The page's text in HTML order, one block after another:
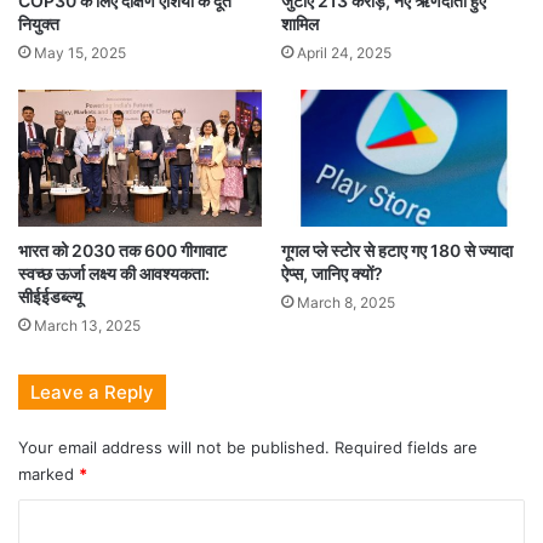
शेयर बाजार में लगातार चौथे दिन
नियुक्त
May 15, 2025
शामिल
April 24, 2025
भारत को 2030 तक 600 गीगावाट
स्वच्छ ऊर्जा लक्ष्य की आवश्यकता:
सीईईडब्ल्यू
March 13, 2025
गूगल प्ले स्टोर से हटाए गए 180 से ज्यादा
ऐप्स, जानिए क्यों?
March 8, 2025
Leave a Reply
Your email address will not be published. Required fields are
marked *